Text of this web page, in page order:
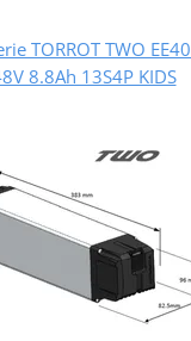
TORROT TWO
8.8Ah 13S4P KIDS